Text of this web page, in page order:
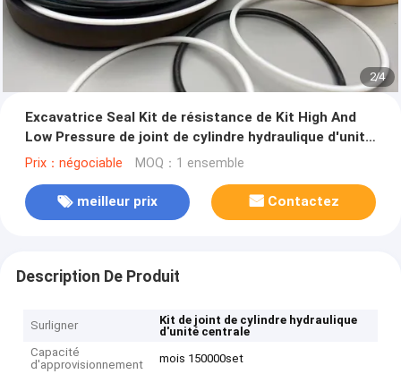
2/4
Excavatrice Seal Kit de résistance de Kit High And
Low Pressure de joint de cylindre hydraulique d'unité
centrale
Prix：négociable MOQ：1 ensemble
meilleur prix Contactez
Description De Produit
Surligner
Kit de joint de cylindre hydraulique
d'unité centrale
Capacité
d'approvisionnement
mois 150000set